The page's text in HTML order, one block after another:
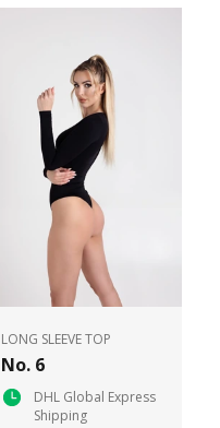
LONG SLEEVE TOP
No. 6
DHL Global Express
Shipping